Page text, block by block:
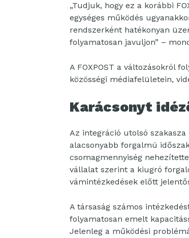
„Tudjuk, hogy ez a korábbi
egységes működés
rendszerként hatékonyan
folyamatosan javuljon” –
A FOXPOST a változásokról
közösségi médiafelületein,
Karácsonyt
Az integráció utolsó
alacsonyabb forgalmú
csomagmennyiség
vállalat szerint a kiugró
vámintézkedések előtt
A társaság számos
folyamatosan emelt
Jelenleg a működési